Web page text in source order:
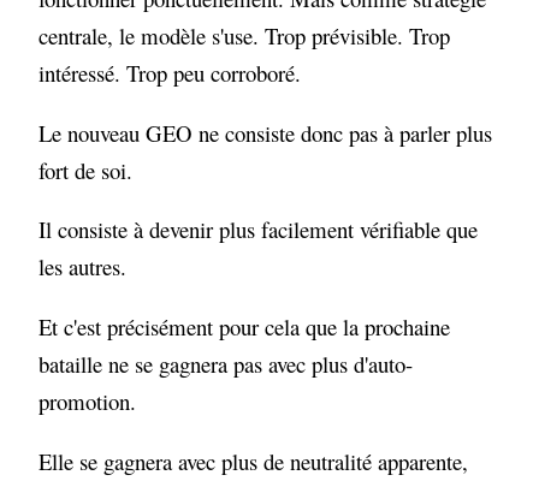
centrale, le modèle s'use. Trop prévisible. Trop
intéressé. Trop peu corroboré.
Le nouveau GEO ne consiste donc pas à parler plus
fort de soi.
Il consiste à devenir plus facilement vérifiable que
les autres.
Et c'est précisément pour cela que la prochaine
bataille ne se gagnera pas avec plus d'auto-
promotion.
Elle se gagnera avec plus de neutralité apparente,